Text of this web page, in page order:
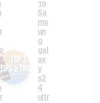
το
Sa
ms
un
g
gal
ax
y
s2
4
ultr